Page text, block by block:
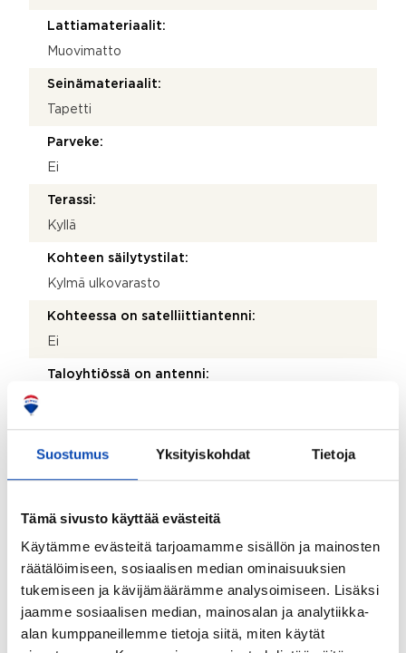
Suostumus Yksityiskohdat Tietoja
Tämä sivusto käyttää evästeitä
Käytämme evästeitä tarjoamamme sisällön ja mainosten
räätälöimiseen, sosiaalisen median ominaisuuksien
tukemiseen ja kävijämäärämme analysoimiseen. Lisäksi
jaamme sosiaalisen median, mainosalan ja analytiikka-
alan kumppaneillemme tietoja siitä, miten käytät
Lattiamateriaalit:
Muovimatto
Seinämateriaalit:
Tapetti
Parveke:
Ei
Terassi:
Kyllä
Kohteen säilytystilat:
Kylmä ulkovarasto
Kohteessa on satelliittiantenni:
Ei
Taloyhtiössä on antenni:
Kohde on liitetty tietoliikenneverkkoon:
Kyllä
Aiemmin tehdyt remontit: keittiöremontti 2015,
Kohteen yleiskunto:
Hyvä
Taloyhtiö